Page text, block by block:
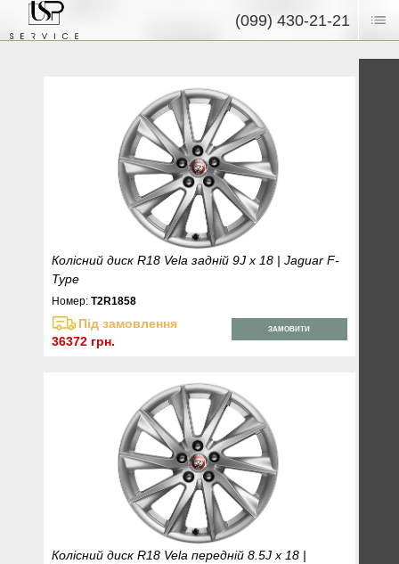
(099) 430-21-21
Колісний диск R18 Vela задній 9J x 18 | Jaguar F-
Type
Номер:T2R1858
Під замовлення
36372 грн.
ЗАМОВИТИ
Колісний диск R18 Vela передній 8.5J x 18 |